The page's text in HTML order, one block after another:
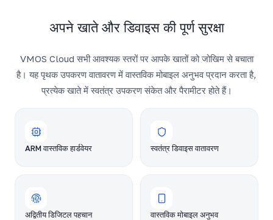
अपने खाते और डिवाइस की पूर्ण सुरक्षा
VMOS Cloud सभी आवश्यक स्तरों पर आपके खातों को जोखिम से बचाता
है। यह पृथक उपकरण वातावरण में वास्तविक मोबाइल अनुभव प्रदान करता है,
प्रत्येक खाते में स्वतंत्र उपकरण संकेत और पैरामीटर होते हैं।
ARM वास्तविक हार्डवेयर स्वतंत्र डिवाइस वातावरण
अद्वितीय डिजिटल पहचान वास्तविक मोबाइल अनुभव